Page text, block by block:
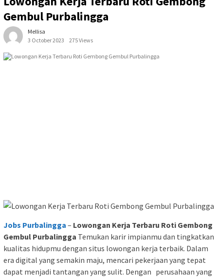
Gembul Purbalingga
Mellisa
3 October 2023
275 Views
Jobs Purbalingga – Lowongan Kerja Terbaru Roti Gembong
Gembul Purbalingga Temukan karir impianmu dan tingkatkan
kualitas hidupmu dengan situs lowongan kerja terbaik. Dalam
era digital yang semakin maju, mencari pekerjaan yang tepat
dapat menjadi tantangan yang sulit. Dengan perusahaan yang